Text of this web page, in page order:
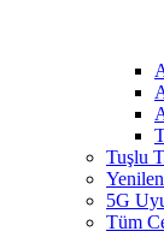
Tuşlu
5G
Tüm